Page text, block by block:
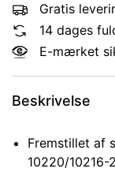
Gratis
14 dages
E-mærket
Beskrivelse
Fremstillet af
10220/10216-2